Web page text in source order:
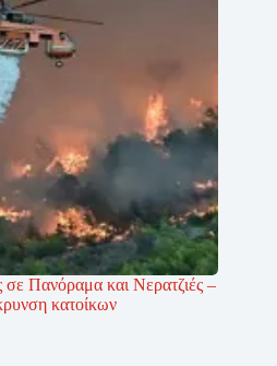
σε Πανόραμα και Νερατζιές –
κατοίκων